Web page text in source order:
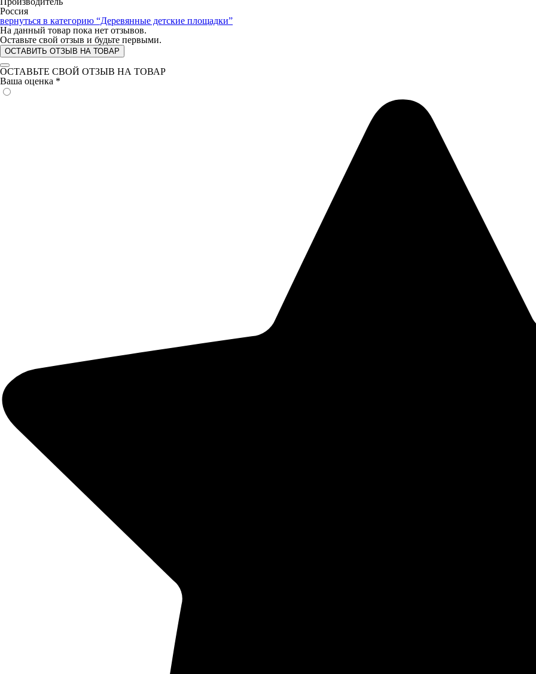
Россия
вернуться в категорию “Деревянные детские площадки”
На данный товар пока нет отзывов.
Оставьте свой отзыв и будьте первыми.
ОСТАВИТЬ ОТЗЫВ НА ТОВАР
ОСТАВЬТЕ СВОЙ ОТЗЫВ НА ТОВАР
Ваша оценка *